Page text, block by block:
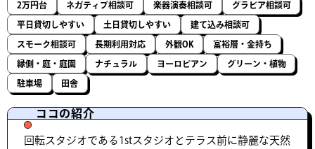
2万円台 ネガティブ相談可 楽器演奏相談可 グラビア相談可
平日貸切しやすい 土日貸切しやすい 建て込み相談可
スモーク相談可 長期利用対応 外観OK 富裕層・金持ち
縁側・庭・庭園 ナチュラル ヨーロピアン グリーン・植物
駐車場 田舎
ココの紹介
回転スタジオである1stスタジオとテラス前に静麗な天然